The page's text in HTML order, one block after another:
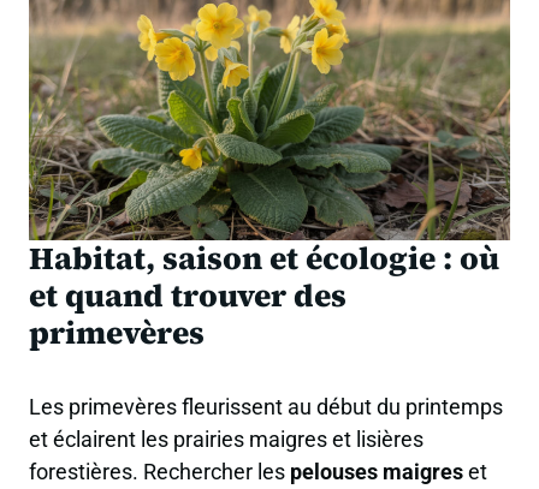
Habitat, saison et écologie : où
et quand trouver des
primevères
Les primevères fleurissent au début du printemps
et éclairent les prairies maigres et lisières
forestières. Rechercher les pelouses maigreset